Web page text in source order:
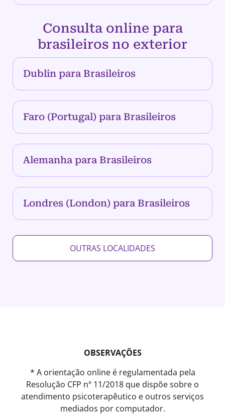
Consulta online para
brasileiros no exterior
Dublin para Brasileiros
Faro (Portugal) para Brasileiros
Alemanha para Brasileiros
Londres (London) para Brasileiros
OUTRAS LOCALIDADES
OBSERVAÇÕES
* A orientação online é regulamentada pela
Resolução CFP nº 11/2018 que dispõe sobre o
atendimento psicoterapêutico e outros serviços
mediados por computador.